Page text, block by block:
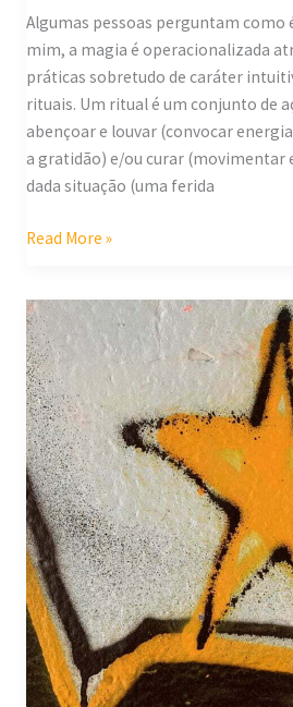
Algumas pessoas perguntam como
mim, a magia é operacionalizada
práticas sobretudo de caráter
rituais. Um ritual é um conjunto de
abençoar e louvar (convocar
a gratidão) e/ou curar (movimentar
dada situação (uma ferida
Read More »
Trabalho
de
parto